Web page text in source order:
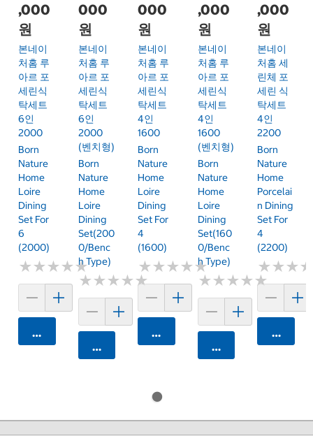
,000
원
본네이
처홈 루
아르 포
세린식
탁세트
6인
2000
Born
Nature
Home
Loire
Dining
Set For
6
(2000)
★★★★★
★★★★★
카트에 담기
000
원
본네이
처홈 루
아르 포
세린식
탁세트
6인
2000
(벤치형)
Born
Nature
Home
Loire
Dining
Set(200
0/Benc
H Type)
★★★★★
★★★★★
카트에 담기
000
원
본네이
처홈 루
아르 포
세린식
탁세트
4인
1600
Born
Nature
Home
Loire
Dining
Set For
4
(1600)
★★★★★
★★★★★
카트에 담기
,000
원
본네이
처홈 루
아르 포
세린식
탁세트
4인
1600
(벤치형)
Born
Nature
Home
Loire
Dining
Set(160
0/Benc
H Type)
★★★★★
★★★★★
카트에 담기
,000
원
본네이
처홈 세
린체 포
세린 식
탁세트
4인
2200
Born
Nature
Home
Porcelai
N Dining
Set For
4
(2200)
★★★
★★★
카트에